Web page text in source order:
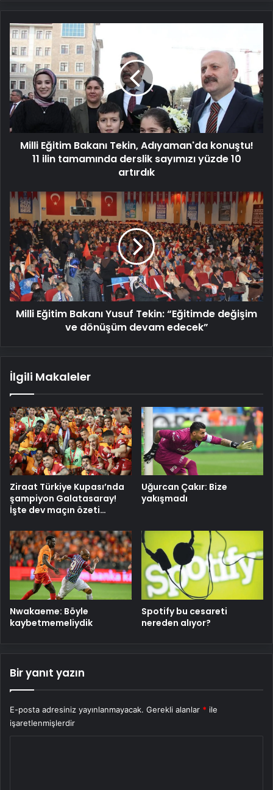
Milli
Eğitim
Bakanı
Tekin,
Adıyaman'da
konuştu!
11
ilin
tamamında
derslik
sayımızı
artırdık
Milli Eğitim Bakanı Tekin, Adıyaman'da konuştu!
11 ilin tamamında derslik sayımızı yüzde 10
artırdık
Milli
Eğitim
Bakanı
Yusuf
Tekin:
“Eğitimde
değişim
ve
dönüşüm
devam
Milli Eğitim Bakanı Yusuf Tekin: “Eğitimde değişim
ve dönüşüm devam edecek”
İlgili Makaleler
Ziraat Türkiye Kupası’nda
şampiyon Galatasaray!
İşte dev maçın özeti…
Uğurcan Çakır: Bize
yakışmadı
Nwakaeme: Böyle
kaybetmemeliydik
Spotify bu cesareti
nereden alıyor?
Bir yanıt yazın
E-posta adresiniz yayınlanmayacak. Gerekli alanlar * ile
işaretlenmişlerdir